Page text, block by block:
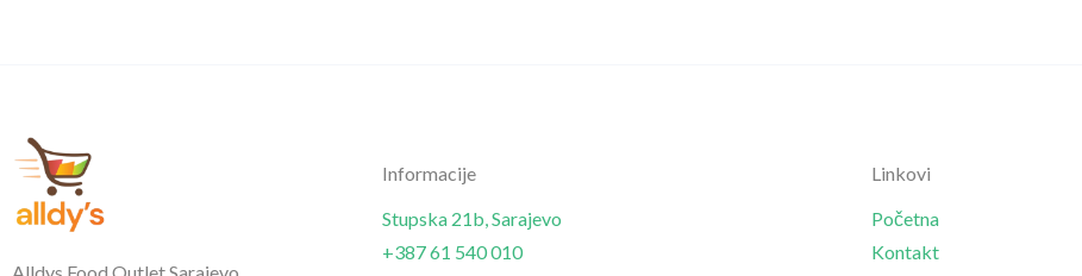
Informacije
Stupska 21b, Sarajevo
+387 61 540 010
Linkovi
Početna
Kontakt